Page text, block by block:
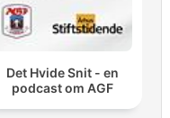
Det Hvide Snit - en
podcast om AGF